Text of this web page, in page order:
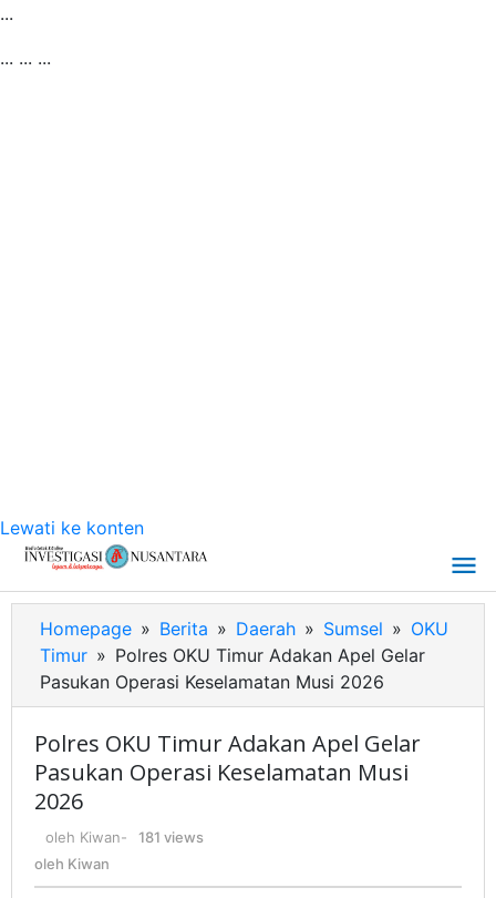
...
... ... ...
Lewati ke konten
Homepage » Berita » Daerah » Sumsel » OKU
Timur » Polres OKU Timur Adakan Apel Gelar
Pasukan Operasi Keselamatan Musi 2026
Polres OKU Timur Adakan Apel Gelar
Pasukan Operasi Keselamatan Musi
2026
oleh Kiwan-
181 views
oleh Kiwan